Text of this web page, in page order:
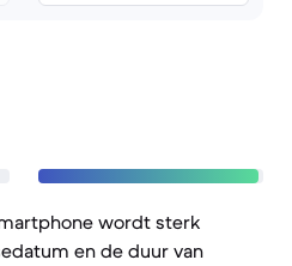
wordt sterk
en de duur van